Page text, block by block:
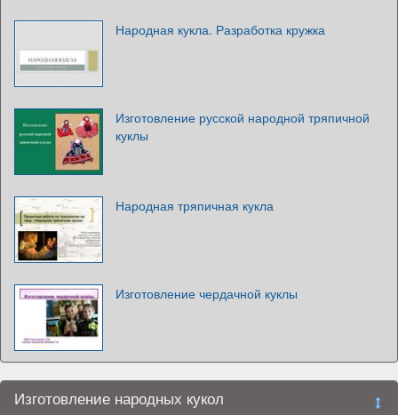
Народная кукла. Разработка кружка
Изготовление русской народной тряпичной
куклы
Народная тряпичная кукла
Изготовление чердачной куклы
Изготовление народных кукол